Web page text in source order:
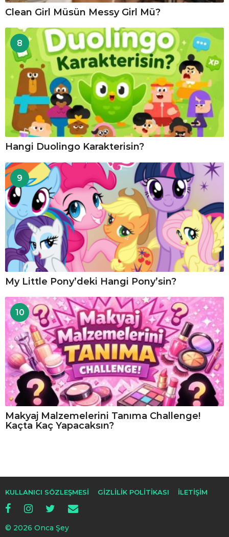
Clean Girl Müsün Messy Girl Mü?
8
Hangi Duolingo Karakterisin?
9
My Little Pony’deki Hangi Pony’sin?
10
Makyaj Malzemelerini Tanıma Challenge!
Kaçta Kaç Yapacaksın?
KULLANICI SÖZLEŞMESI GIZLILIK POLITIKASI İLETIŞIM
© 2026 Onca Şey